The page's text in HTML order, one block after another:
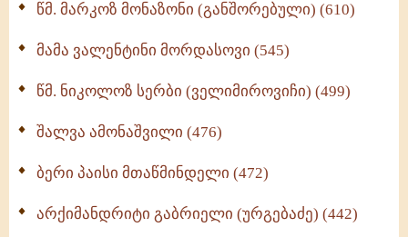
წმ. მარკოზ მონაზონი (განშორებული) (610)
მამა ვალენტინი მორდასოვი (545)
წმ. ნიკოლოზ სერბი (ველიმიროვიჩი) (499)
შალვა ამონაშვილი (476)
ბერი პაისი მთაწმინდელი (472)
არქიმანდრიტი გაბრიელი (ურგებაძე) (442)